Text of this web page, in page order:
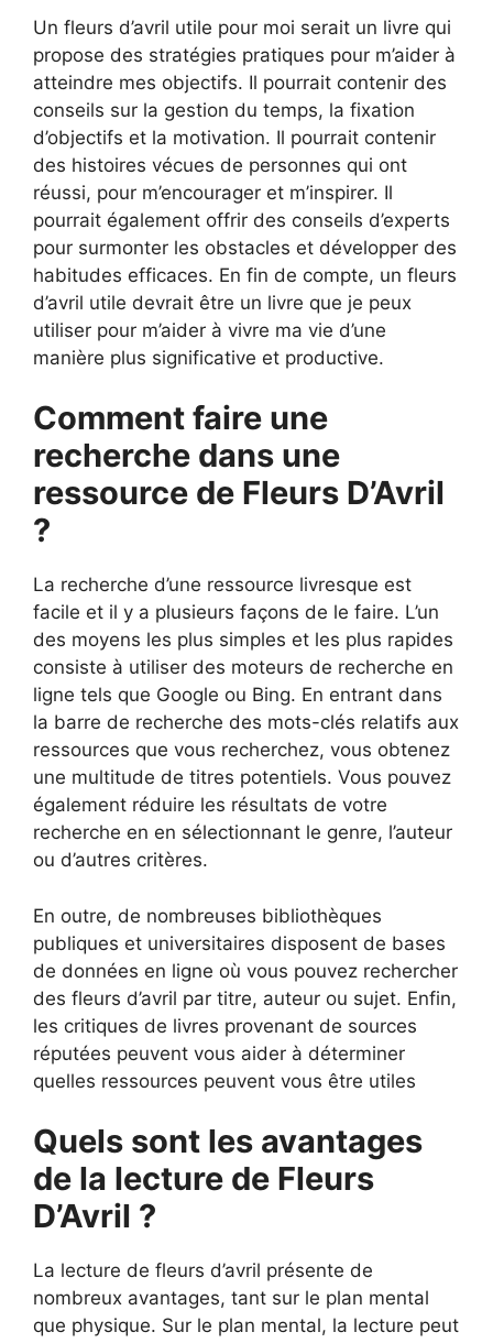
Un fleurs d’avril utile pour moi serait un livre qui
propose des stratégies pratiques pour m’aider à
atteindre mes objectifs. Il pourrait contenir des
conseils sur la gestion du temps, la fixation
d’objectifs et la motivation. Il pourrait contenir
des histoires vécues de personnes qui ont
réussi, pour m’encourager et m’inspirer. Il
pourrait également offrir des conseils d’experts
pour surmonter les obstacles et développer des
habitudes efficaces. En fin de compte, un fleurs
d’avril utile devrait être un livre que je peux
utiliser pour m’aider à vivre ma vie d’une
manière plus significative et productive.
Comment faire une
recherche dans une
ressource de Fleurs D’Avril
?
La recherche d’une ressource livresque est
facile et il y a plusieurs façons de le faire. L’un
des moyens les plus simples et les plus rapides
consiste à utiliser des moteurs de recherche en
ligne tels que Google ou Bing. En entrant dans
la barre de recherche des mots-clés relatifs aux
ressources que vous recherchez, vous obtenez
une multitude de titres potentiels. Vous pouvez
également réduire les résultats de votre
recherche en en sélectionnant le genre, l’auteur
ou d’autres critères.
En outre, de nombreuses bibliothèques
publiques et universitaires disposent de bases
de données en ligne où vous pouvez rechercher
des fleurs d’avril par titre, auteur ou sujet. Enfin,
les critiques de livres provenant de sources
réputées peuvent vous aider à déterminer
quelles ressources peuvent vous être utiles
Quels sont les avantages
de la lecture de Fleurs
D’Avril ?
La lecture de fleurs d’avril présente de
nombreux avantages, tant sur le plan mental
que physique. Sur le plan mental, la lecture peut